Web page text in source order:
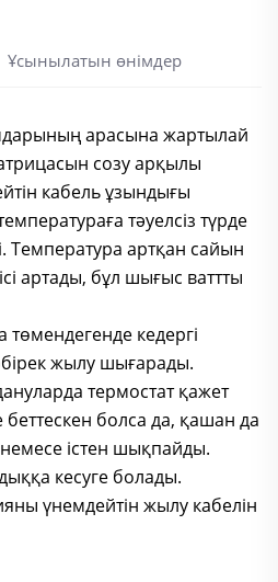
Ұсынылатын өнімдер
арасына жартылай
созу арқылы
кабель ұзындығы
тәуелсіз түрде
Температура артқан сайын
артады, бұл шығыс ваттты
төмендегенде кедергі
жылу шығарады.
термостат қажет
беттескен болса да, қашан да
істен шықпайды.
кесуге болады.
үнемдейтін жылу кабелін